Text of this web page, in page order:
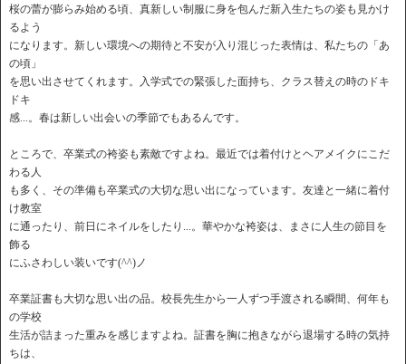
桜の蕾が膨らみ始める頃、真新しい制服に身を包んだ新入生たちの姿も見かけ
るよう
になります。新しい環境への期待と不安が入り混じった表情は、私たちの「あ
の頃」
を思い出させてくれます。入学式での緊張した面持ち、クラス替えの時のドキ
ドキ
感...。春は新しい出会いの季節でもあるんです。
ところで、卒業式の袴姿も素敵ですよね。最近では着付けとヘアメイクにこだ
わる人
も多く、その準備も卒業式の大切な思い出になっています。友達と一緒に着付
け教室
に通ったり、前日にネイルをしたり...。華やかな袴姿は、まさに人生の節目を
飾る
にふさわしい装いです(^^)ノ
卒業証書も大切な思い出の品。校長先生から一人ずつ手渡される瞬間、何年も
の学校
生活が詰まった重みを感じますよね。証書を胸に抱きながら退場する時の気持
ちは、